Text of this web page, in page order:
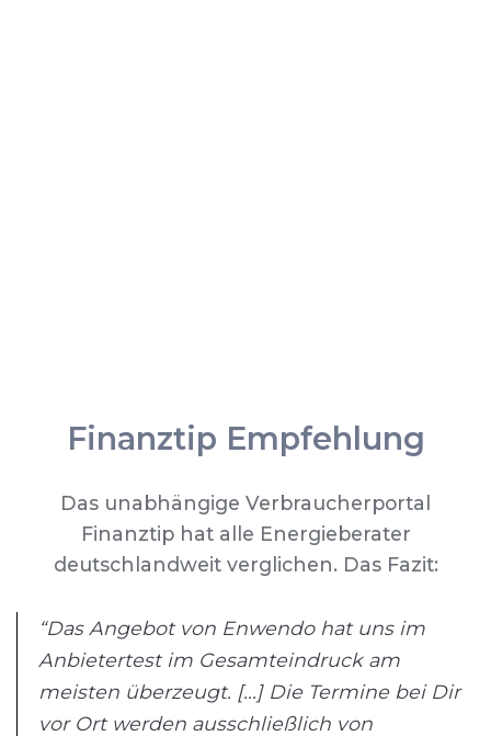
Finanztip Empfehlung
Das unabhängige Verbraucherportal
Finanztip hat alle Energieberater
deutschlandweit verglichen. Das Fazit:
“Das Angebot von Enwendo hat uns im
Anbietertest im Gesamteindruck am
meisten überzeugt. [...] Die Termine bei Dir
vor Ort werden ausschließlich von